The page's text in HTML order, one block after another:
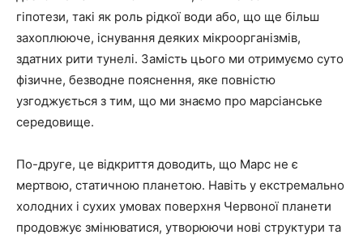
гіпотези, такі як роль рідкої води або, що ще більш
захоплююче, існування деяких мікроорганізмів,
здатних рити тунелі. Замість цього ми отримуємо суто
фізичне, безводне пояснення, яке повністю
узгоджується з тим, що ми знаємо про марсіанське
середовище.
По-друге, це відкриття доводить, що Марс не є
мертвою, статичною планетою. Навіть у екстремально
холодних і сухих умовах поверхня Червоної планети
продовжує змінюватися, утворюючи нові структури та